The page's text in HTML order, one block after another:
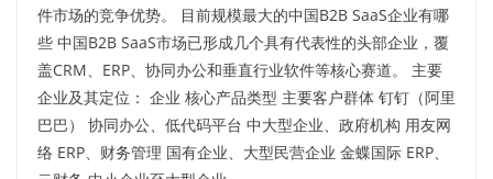
件市场的竞争优势。 目前规模最大的中国B2B SaaS企业有哪
些 中国B2B SaaS市场已形成几个具有代表性的头部企业，覆
盖CRM、ERP、协同办公和垂直行业软件等核心赛道。 主要
企业及其定位： 企业 核心产品类型 主要客户群体 钉钉（阿里
巴巴） 协同办公、低代码平台 中大型企业、政府机构 用友网
络 ERP、财务管理 国有企业、大型民营企业 金蝶国际 ERP、